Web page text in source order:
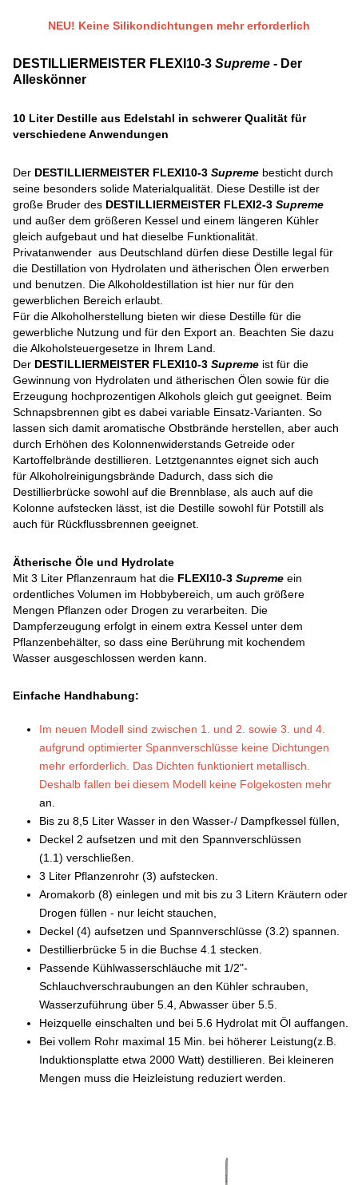
NEU! Keine Silikondichtungen mehr erforderlich
DESTILLIERMEISTER FLEXI10-3Supreme - Der
Alleskönner
10 Liter Destille aus Edelstahl in schwerer Qualität für
verschiedene Anwendungen
Der DESTILLIERMEISTER FLEXI10-3Supreme besticht durch
seine besonders solide Materialqualität. Diese Destille ist der
große Bruder des DESTILLIERMEISTER FLEXI2-3Supreme
und außer dem größeren Kessel und einem längeren Kühler
gleich aufgebaut und hat dieselbe Funktionalität.
Privatanwender aus Deutschland dürfen diese Destille legal für
die Destillation von Hydrolaten und ätherischen Ölen erwerben
und benutzen. Die Alkoholdestillation ist hier nur für den
gewerblichen Bereich erlaubt.
Für die Alkoholherstellung bieten wir diese Destille für die
gewerbliche Nutzung und für den Export an. Beachten Sie dazu
die Alkoholsteuergesetze in Ihrem Land.
Der DESTILLIERMEISTER FLEXI10-3Supreme ist für die
Gewinnung von Hydrolaten und ätherischen Ölen sowie für die
Erzeugung hochprozentigen Alkohols gleich gut geeignet. Beim
Schnapsbrennen gibt es dabei variable Einsatz-Varianten. So
lassen sich damit aromatische Obstbrände herstellen, aber auch
durch Erhöhen des Kolonnenwiderstands Getreide oder
Kartoffelbrände destillieren. Letztgenanntes eignet sich auch
für Alkoholreinigungsbrände Dadurch, dass sich die
Destillierbrücke sowohl auf die Brennblase, als auch auf die
Kolonne aufstecken lässt, ist die Destille sowohl für Potstill als
auch für Rückflussbrennen geeignet.
Ätherische Öle und Hydrolate
Mit 3 Liter Pflanzenraum hat die FLEXI10-3Supremeein
ordentliches Volumen im Hobbybereich, um auch größere
Mengen Pflanzen oder Drogen zu verarbeiten. Die
Dampferzeugung erfolgt in einem extra Kessel unter dem
Pflanzenbehälter, so dass eine Berührung mit kochendem
Wasser ausgeschlossen werden kann.
Einfache Handhabung:
Im neuen Modell sind zwischen 1. und 2. sowie 3. und 4.
aufgrund optimierter Spannverschlüsse keine Dichtungen
mehr erforderlich. Das Dichten funktioniert metallisch.
Deshalb fallen bei diesem Modell keine Folgekosten mehr
an.
Bis zu 8,5 Liter Wasser in den Wasser-/ Dampfkessel füllen,
Deckel 2 aufsetzen und mit den Spannverschlüssen
(1.1) verschließen.
3 Liter Pflanzenrohr (3) aufstecken.
Aromakorb (8) einlegen und mit bis zu 3 Litern Kräutern oder
Drogen füllen - nur leicht stauchen,
Deckel (4) aufsetzen und Spannverschlüsse (3.2) spannen.
Destillierbrücke 5 in die Buchse 4.1 stecken.
Passende Kühlwasserschläuche mit 1/2"-
Schlauchverschraubungen an den Kühler schrauben,
Wasserzuführung über 5.4, Abwasser über 5.5.
Heizquelle einschalten und bei 5.6 Hydrolat mit Öl auffangen.
Bei vollem Rohr maximal 15 Min. bei höherer Leistung(z.B.
Induktionsplatte etwa 2000 Watt) destillieren. Bei kleineren
Mengen muss die Heizleistung reduziert werden.